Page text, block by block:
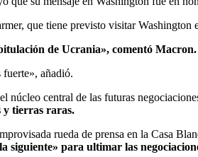
que tiene previsto visitar Washington
de Ucrania», comentó Macron.
añadió.
núcleo central de las futuras
y tierras raras.
rueda de prensa en la Casa
siguiente» para ultimar las